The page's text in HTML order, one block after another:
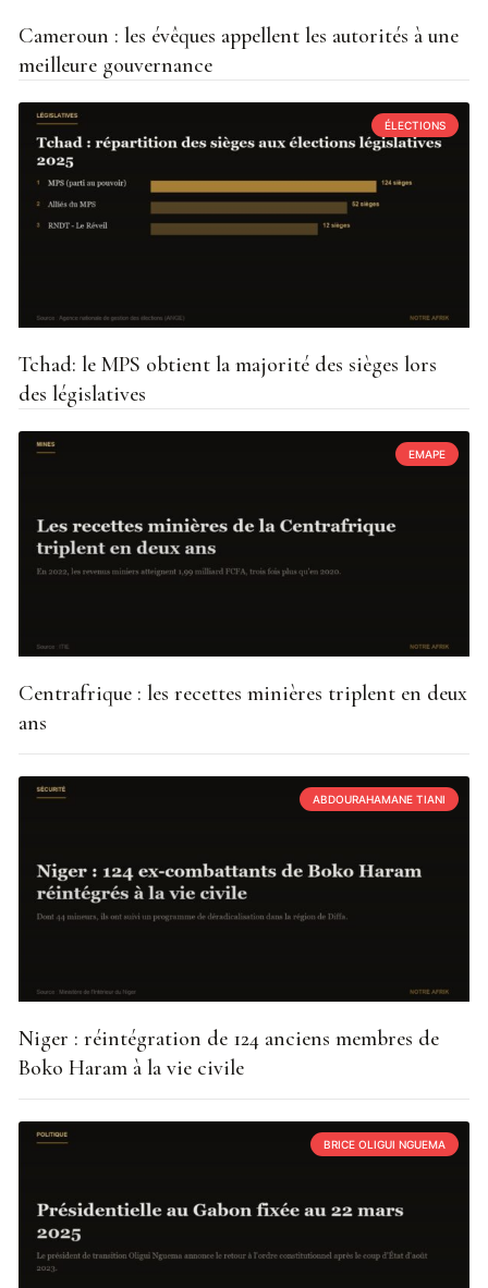
Cameroun : les évêques appellent les autorités à une
meilleure gouvernance
ÉLECTIONS
Tchad: le MPS obtient la majorité des sièges lors
des législatives
EMAPE
Centrafrique : les recettes minières triplent en deux
ans
ABDOURAHAMANE TIANI
Niger : réintégration de 124 anciens membres de
Boko Haram à la vie civile
BRICE OLIGUI NGUEMA